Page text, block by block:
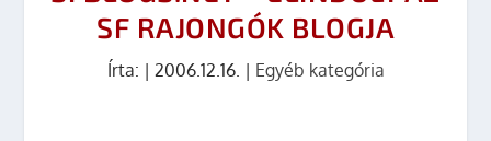
SF RAJONGÓK BLOGJA
Írta: | 2006.12.16. | Egyéb kategória